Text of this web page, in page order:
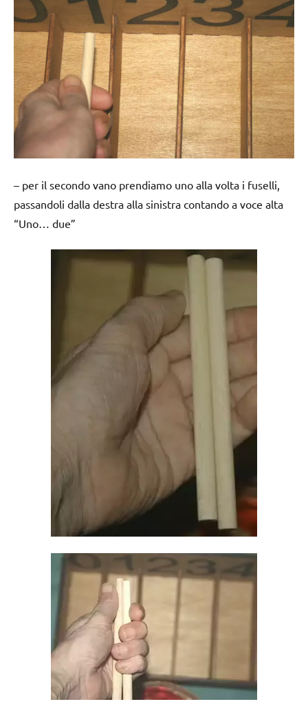
– per il secondo vano prendiamo uno alla volta i fuselli,
passandoli dalla destra alla sinistra contando a voce alta
“Uno… due”